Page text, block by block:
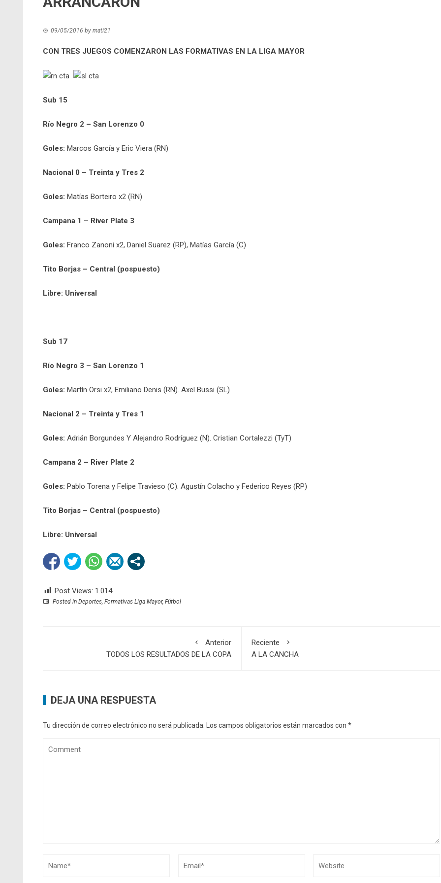
09/05/2016 by mati21
CON TRES JUEGOS COMENZARON LAS FORMATIVAS EN LA LIGA MAYOR
Sub 15
Río Negro 2 – San Lorenzo 0
Goles: Marcos García y Eric Viera (RN)
Nacional 0 – Treinta y Tres 2
Goles: Matías Borteiro x2 (RN)
Campana 1 – River Plate 3
Goles: Franco Zanoni x2, Daniel Suarez (RP), Matías García (C)
Tito Borjas – Central (pospuesto)
Libre: Universal
Sub 17
Río Negro 3 – San Lorenzo 1
Goles: Martín Orsi x2, Emiliano Denis (RN). Axel Bussi (SL)
Nacional 2 – Treinta y Tres 1
Goles: Adrián Borgundes Y Alejandro Rodríguez (N). Cristian Cortalezzi (TyT)
Campana 2 – River Plate 2
Goles: Pablo Torena y Felipe Travieso (C). Agustín Colacho y Federico Reyes (RP)
Tito Borjas – Central (pospuesto)
Libre: Universal
Post Views: 1.014
Posted in Deportes, Formativas Liga Mayor, Fútbol
Anterior
TODOS LOS RESULTADOS DE LA COPA
Reciente
A LA CANCHA
DEJA UNA RESPUESTA
Tu dirección de correo electrónico no será publicada. Los campos obligatorios están marcados con *